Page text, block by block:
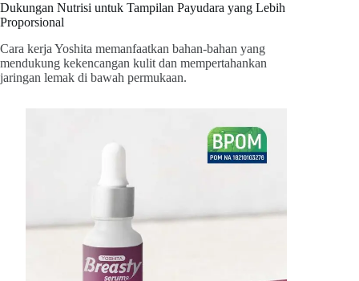
Dukungan Nutrisi untuk Tampilan Payudara yang Lebih
Proporsional
Cara kerja Yoshita memanfaatkan bahan-bahan yang
mendukung kekencangan kulit dan mempertahankan
jaringan lemak di bawah permukaan.